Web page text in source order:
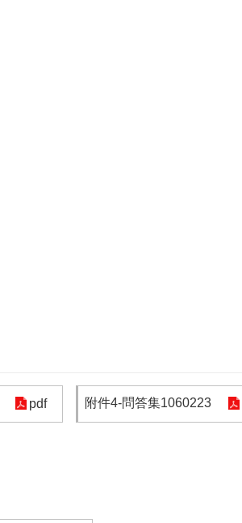
pdf 附件4-問答集1060223